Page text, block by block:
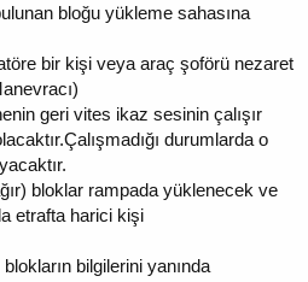
bloğu yükleme sahasına
bir kişi veya araç şoförü nezaret
geri vites ikaz sesinin çalışır
durumlarda o
bloklar rampada yüklenecek ve
etrafta harici kişi
bilgilerini yanında